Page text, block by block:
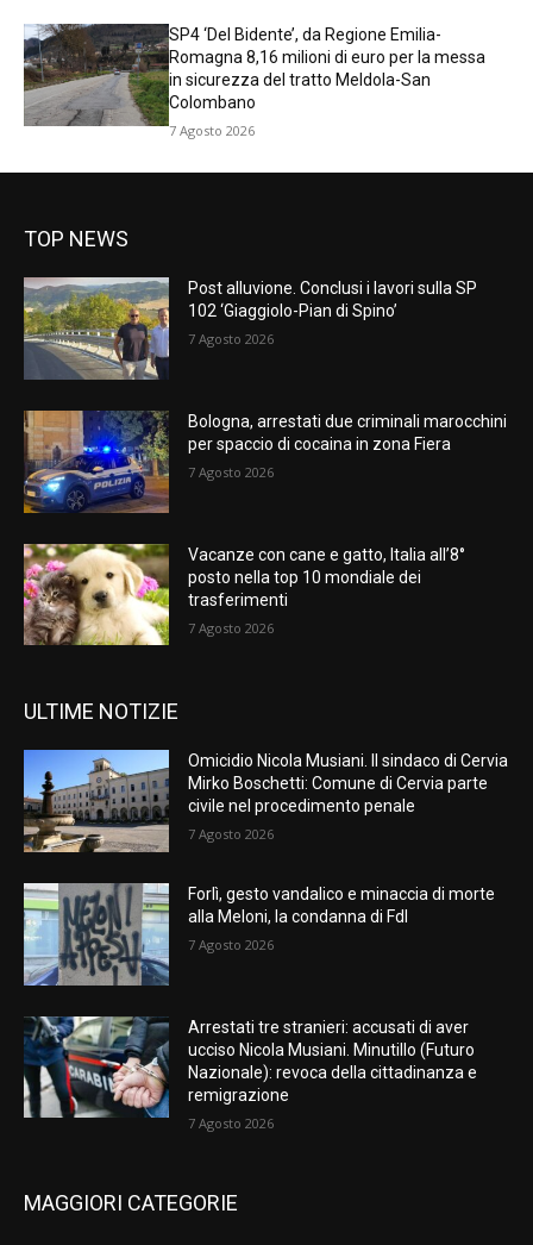
SP4 ‘Del Bidente’, da Regione Emilia-
Romagna 8,16 milioni di euro per la messa
in sicurezza del tratto Meldola-San
Colombano
7 Agosto 2026
TOP NEWS
Post alluvione. Conclusi i lavori sulla SP
102 ‘Giaggiolo-Pian di Spino’
7 Agosto 2026
Bologna, arrestati due criminali marocchini
per spaccio di cocaina in zona Fiera
7 Agosto 2026
Vacanze con cane e gatto, Italia all’8°
posto nella top 10 mondiale dei
trasferimenti
7 Agosto 2026
ULTIME NOTIZIE
Omicidio Nicola Musiani. Il sindaco di Cervia
Mirko Boschetti: Comune di Cervia parte
civile nel procedimento penale
7 Agosto 2026
Forlì, gesto vandalico e minaccia di morte
alla Meloni, la condanna di FdI
7 Agosto 2026
Arrestati tre stranieri: accusati di aver
ucciso Nicola Musiani. Minutillo (Futuro
Nazionale): revoca della cittadinanza e
remigrazione
7 Agosto 2026
MAGGIORI CATEGORIE